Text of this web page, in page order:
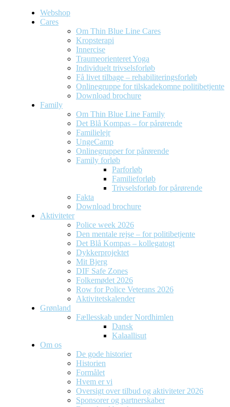
Webshop
Cares
Om Thin Blue Line Cares
Kropsterapi
Innercise
Traumeorienteret Yoga
Individuelt trivselsforløb
Få livet tilbage – rehabiliteringsforløb
Onlinegruppe for tilskadekomne politibetjente
Download brochure
Family
Om Thin Blue Line Family
Det Blå Kompas – for pårørende
Familielejr
UngeCamp
Onlinegrupper for pårørende
Family forløb
Parforløb
Familieforløb
Trivselsforløb for pårørende
Fakta
Download brochure
Aktiviteter
Police week 2026
Den mentale rejse – for politibetjente
Det Blå Kompas – kollegatogt
Dykkerprojektet
Mit Bjerg
DIF Safe Zones
Folkemødet 2026
Row for Police Veterans 2026
Aktivitetskalender
Grønland
Fællesskab under Nordhimlen
Dansk
Kalaallisut
Om os
De gode historier
Historien
Formålet
Hvem er vi
Oversigt over tilbud og aktiviteter 2026
Sponsorer og partnerskaber